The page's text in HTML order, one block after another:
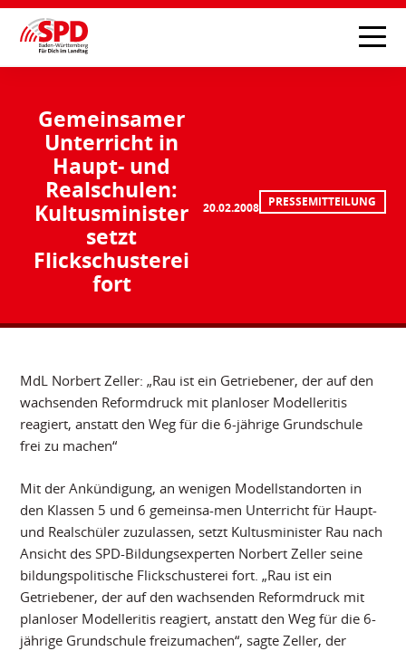
Gemeinsamer
Unterricht in
Haupt- und
Realschulen:
Kultusminister
setzt
Flickschusterei
fort
20.02.2008 PRESSEMITTEILUNG
MdL Norbert Zeller: „Rau ist ein Getriebener, der auf den
wachsenden Reformdruck mit planloser Modelleritis
reagiert, anstatt den Weg für die 6-jährige Grundschule
frei zu machen“
Mit der Ankündigung, an wenigen Modellstandorten in
den Klassen 5 und 6 gemeinsa-men Unterricht für Haupt-
und Realschüler zuzulassen, setzt Kultusminister Rau nach
Ansicht des SPD-Bildungsexperten Norbert Zeller seine
bildungspolitische Flickschusterei fort. „Rau ist ein
Getriebener, der auf den wachsenden Reformdruck mit
planloser Modelleritis reagiert, anstatt den Weg für die 6-
jährige Grundschule freizumachen“, sagte Zeller, der